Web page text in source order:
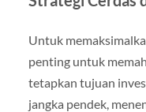
Untuk
penting untuk
tetapkan tujuan
jangka pendek,